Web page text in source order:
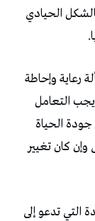
الحيادي
رعاية وإحاطة
التعامل
الحياة
كان تغيير
التي تدعو إلى